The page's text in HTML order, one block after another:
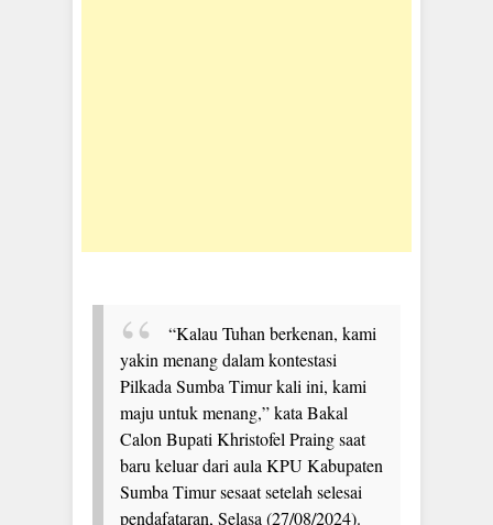
“Kalau Tuhan berkenan, kami
yakin menang dalam kontestasi
Pilkada Sumba Timur kali ini, kami
maju untuk menang,” kata Bakal
Calon Bupati Khristofel Praing saat
baru keluar dari aula KPU Kabupaten
Sumba Timur sesaat setelah selesai
pendafataran, Selasa (27/08/2024).